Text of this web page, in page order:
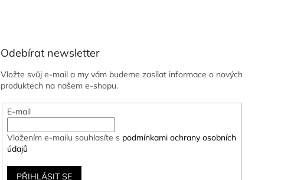
Odebírat newsletter
Vložte svůj e-mail a my vám budeme zasílat informace o nových
produktech na našem e-shopu.
E-mail
Vložením e-mailu souhlasíte s podmínkami ochrany osobních
údajů
PŘIHLÁSIT SE